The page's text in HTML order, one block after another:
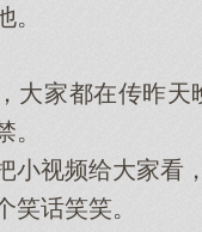
。
家‌都在传昨天
。
视频给大‌家‌看，
话笑笑。